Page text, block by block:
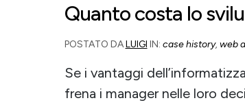
Quanto costa lo
POSTATO DALUIGI IN: case history, web
Se i vantaggi
frena i manager nelle loro